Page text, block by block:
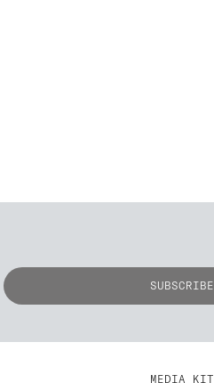
MEDIA KIT